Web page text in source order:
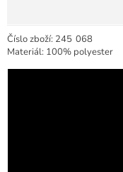
Číslo zboží: 245 068
Materiál: 100% polyester